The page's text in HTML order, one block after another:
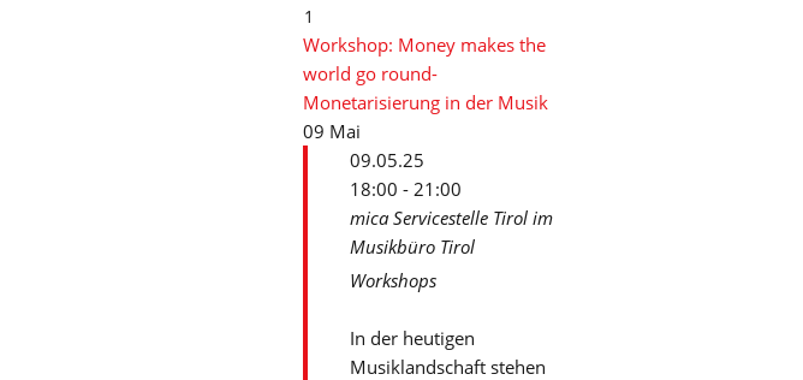
1
Workshop: Money makes the
world go round-
Monetarisierung in der Musik
09 Mai
09.05.25
18:00 - 21:00
mica Servicestelle Tirol im
Musikbüro Tirol
Workshops
In der heutigen
Musiklandschaft stehen